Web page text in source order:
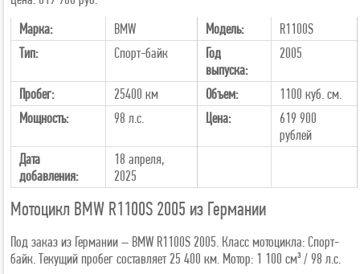
Марка:
BMW Модель:
R1100S
Тип:
Спорт-байк
Год
выпуска:
2005
Пробег: 25400 км Объем:
1100 куб. см.
Мощность:
98 л.с. Цена:
619 900
рублей
Дата
добавления:
18 апреля,
2025
Мотоцикл BMW R1100S 2005 из Германии
Под заказ из Германии – BMW R1100S 2005. Класс мотоцикла: Спорт-
байк. Текущий пробег составляет 25 400 км. Мотор: 1 100 см³ / 98 л.с.